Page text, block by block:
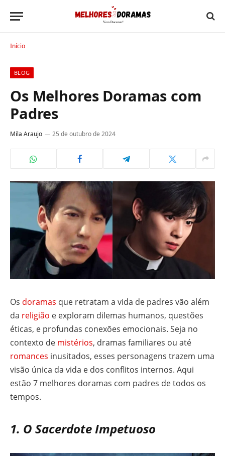
Início
BLOG
Os Melhores Doramas com
Padres
Mila Araujo 25 de outubro de 2024
Os doramas que retratam a vida de padres vão além
da religião e exploram dilemas humanos, questões
éticas, e profundas conexões emocionais. Seja no
contexto de mistérios, dramas familiares ou até
romances inusitados, esses personagens trazem uma
visão única da vida e dos conflitos internos. Aqui
estão 7 melhores doramas com padres de todos os
tempos.
1. O Sacerdote Impetuoso